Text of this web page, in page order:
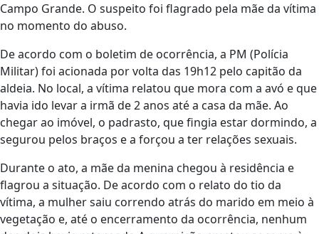
Campo Grande. O suspeito foi flagrado pela mãe da vítima
no momento do abuso.
De acordo com o boletim de ocorrência, a PM (Polícia
Militar) foi acionada por volta das 19h12 pelo capitão da
aldeia. No local, a vítima relatou que mora com a avó e que
havia ido levar a irmã de 2 anos até a casa da mãe. Ao
chegar ao imóvel, o padrasto, que fingia estar dormindo, a
segurou pelos braços e a forçou a ter relações sexuais.
Durante o ato, a mãe da menina chegou à residência e
flagrou a situação. De acordo com o relato do tio da
vítima, a mulher saiu correndo atrás do marido em meio à
vegetação e, até o encerramento da ocorrência, nenhum